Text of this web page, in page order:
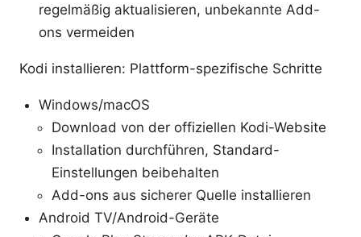
regelmäßig aktualisieren, unbekannte Add-
ons vermeiden
Kodi installieren: Plattform-spezifische Schritte
Windows/macOS
Download von der offiziellen Kodi-Website
Installation durchführen, Standard-
Einstellungen beibehalten
Add-ons aus sicherer Quelle installieren
Android TV/Android-Geräte